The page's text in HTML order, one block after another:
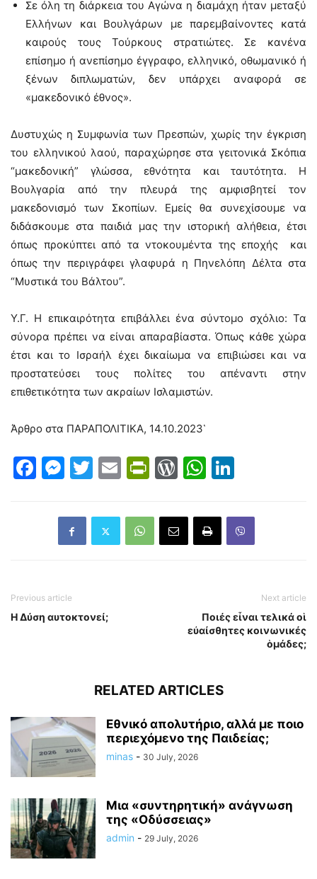
Σε όλη τη διάρκεια του Αγώνα η διαμάχη ήταν μεταξύ
Ελλήνων και Βουλγάρων με παρεμβαίνοντες κατά
καιρούς τους Τούρκους στρατιώτες. Σε κανένα
επίσημο ή ανεπίσημο έγγραφο, ελληνικό, οθωμανικό ή
ξένων διπλωματών, δεν υπάρχει αναφορά σε
«μακεδονικό έθνος».
Δυστυχώς η Συμφωνία των Πρεσπών, χωρίς την έγκριση
του ελληνικού λαού, παραχώρησε στα γειτονικά Σκόπια
“μακεδονική” γλώσσα, εθνότητα και ταυτότητα. Η
Βουλγαρία από την πλευρά της αμφισβητεί τον
μακεδονισμό των Σκοπίων. Εμείς θα συνεχίσουμε να
διδάσκουμε στα παιδιά μας την ιστορική αλήθεια, έτσι
όπως προκύπτει από τα ντοκουμέντα της εποχής και
όπως την περιγράφει γλαφυρά η Πηνελόπη Δέλτα στα
“Μυστικά του Βάλτου”.
Υ.Γ. Η επικαιρότητα επιβάλλει ένα σύντομο σχόλιο: Τα
σύνορα πρέπει να είναι απαραβίαστα. Όπως κάθε χώρα
έτσι και το Ισραήλ έχει δικαίωμα να επιβιώσει και να
προστατεύσει τους πολίτες του απέναντι στην
επιθετικότητα των ακραίων Ισλαμιστών.
Άρθρο στα ΠΑΡΑΠΟΛΙΤΙΚΑ, 14.10.2023῾
Facebook
Messenger
Twitter
EmailPrintFriendly
WordPress
WhatsApp
Previous article
Η Δύση αυτοκτονεί;
Next article
Ποιές εἶναι τελικά οἱ
εὐαίσθητες κοινωνικές
ὁμάδες;
RELATED ARTICLES
Εθνικό απολυτήριο, αλλά με ποιο
περιεχόμενο της Παιδείας;
minas - 30 July, 2026
Μια «συντηρητική» ανάγνωση
της «Οδύσσειας»
admin - 29 July, 2026